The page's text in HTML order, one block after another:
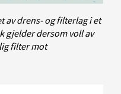
av drens- og filterlag i et
gjelder dersom voll av
filter mot